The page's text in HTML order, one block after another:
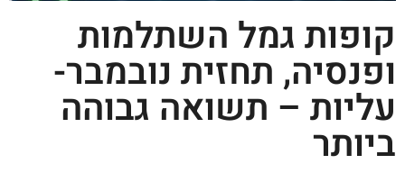
קופות גמל השתלמות
ופנסיה, תחזית נובמבר-
עליות – תשואה גבוהה
ביותר